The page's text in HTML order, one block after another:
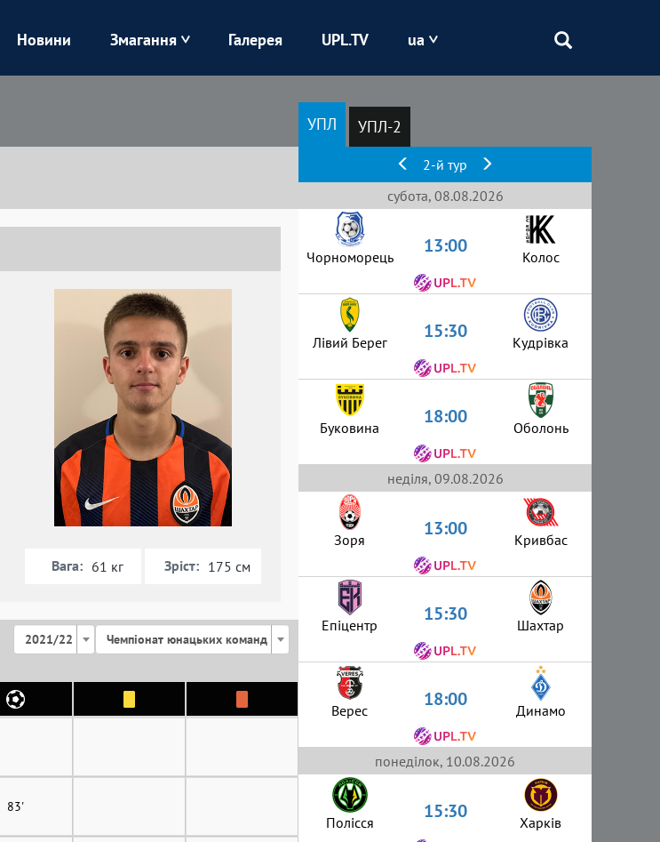
Колос Кривбас
Оболонь
Новини Змагання Галерея UPL.TV ua
Вага: 61 кг Зріст: 175 см
2021/22 Чемпіонат юнацьких команд
83'
УПЛ УПЛ-2
2-й тур
субота, 08.08.2026
Чорноморець 13:00 Колос
Лівий Берег 15:30 Кудрівка
Буковина 18:00 Оболонь
неділя, 09.08.2026
Зоря 13:00 Кривбас
Епіцентр 15:30 Шахтар
Верес 18:00 Динамо
понеділок, 10.08.2026
Полісся 15:30 Харків